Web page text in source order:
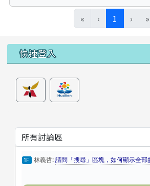
« ‹ 1 (目前頁次)
› »
左邊區域內容
快速登入